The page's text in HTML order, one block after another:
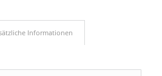
Informationen